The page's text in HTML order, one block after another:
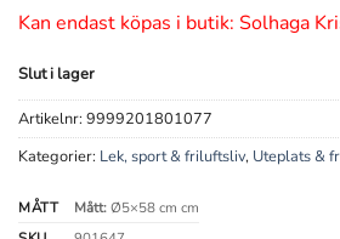
Kan endast köpas i butik: Solhaga
Slut i lager
Artikelnr: 9999201801077
Kategorier: Lek, sport & friluftsliv, Uteplats &
MÅTT Mått:Ø5×58 cm cm